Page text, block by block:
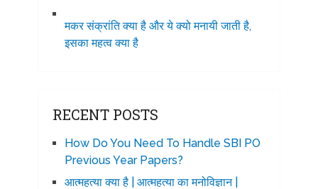
मकर संक्रांति क्या है और ये क्यो मनायी जाती है,
इसका महत्व क्या है
RECENT POSTS
How Do You Need To Handle SBI PO
Previous Year Papers?
आत्महत्या क्या है | आत्महत्या का मनोविज्ञान |